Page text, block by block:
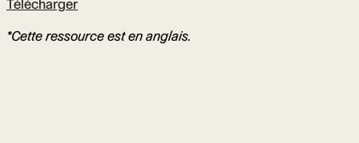
Télécharger
*Cette ressource est en anglais.